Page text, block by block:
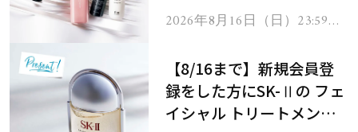
2026年8月16日（日）23:59ま
【8/16まで】新規会員登
録をした方にSK-Ⅱの フェ
イシャル トリートメント